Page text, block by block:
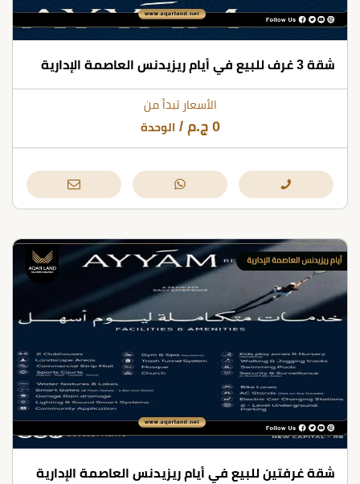
شقة 3 غرف للبيع في أيام ريزيدنس العاصمة الإدارية
الأسعار تبدأ من
0 ج.م / الوحدة
شقة غرفتين للبيع في أيام ريزيدنس العاصمة الإدارية